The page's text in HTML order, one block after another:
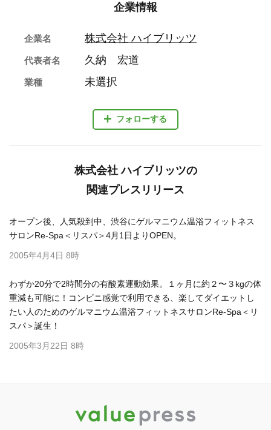
企業情報
フォローする
企業名 株式会社 ハイブリッツ
代表者名 久納 宏道
業種 未選択
株式会社 ハイブリッツの
関連プレスリリース
オープン後、人気殺到中、渋谷にゲルマニウム温浴フィットネス
サロンRe-Spa＜リスパ＞4月1日よりOPEN。
2005年4月4日 8時
わずか20分で2時間分の有酸素運動効果。１ヶ月に約２〜３kgの体
重減も可能に！コンビニ感覚で利用できる、楽してダイエットし
たい人のためのゲルマニウム温浴フィットネスサロンRe-Spa＜リ
スパ＞誕生！
2005年3月22日 8時